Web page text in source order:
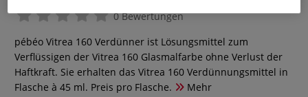
0 Bewertungen
pébéo Vitrea 160 Verdünner ist Lösungsmittel zum
Verflüssigen der Vitrea 160 Glasmalfarbe ohne Verlust der
Haftkraft. Sie erhalten das Vitrea 160 Verdünnungsmittel in
Flasche à 45 ml. Preis pro Flasche.
Mehr